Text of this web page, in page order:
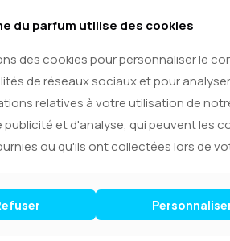
flacon d’ENJOY Jean Patou et
Parfaite pour la femme qui
est le complément essentiel d’une
du parfum utilise des cookies
des cookies pour personnaliser le
de réseaux sociaux et pour
relatives à votre utilisation de
publicité et d'analyse, qui peuvent les
ou qu'ils ont collectées lors de